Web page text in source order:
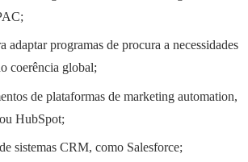
adaptar programas de procura a necessidades
coerência global;
de plataformas de marketing automation,
HubSpot;
sistemas CRM, como Salesforce;